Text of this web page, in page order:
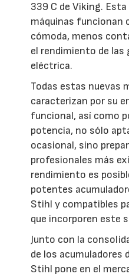
339 C de Viking.
máquinas funcionan
cómoda, menos
el rendimiento de las
eléctrica.
Todas estas nuevas
caracterizan por su
funcional, así como
potencia, no sólo
ocasional, sino
profesionales más
rendimiento es
potentes
Stihl y compatibles
que incorporen este
Junto con la
de los acumuladores
Stihl pone en el